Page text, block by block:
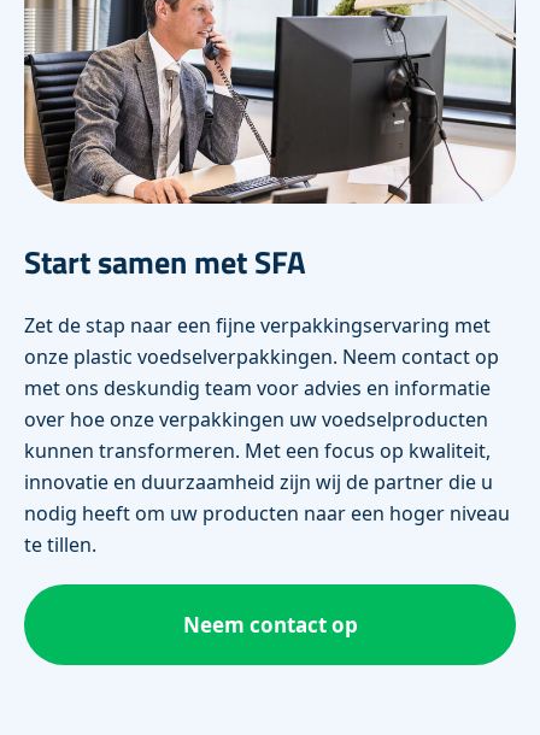
Start samen met SFA
Zet de stap naar een fijne verpakkingservaring met
onze plastic voedselverpakkingen. Neem contact op
met ons deskundig team voor advies en informatie
over hoe onze verpakkingen uw voedselproducten
kunnen transformeren. Met een focus op kwaliteit,
innovatie en duurzaamheid zijn wij de partner die u
nodig heeft om uw producten naar een hoger niveau
te tillen.
Neem contact op